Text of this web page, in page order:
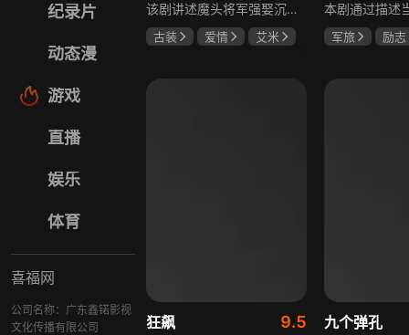
纪录片
动态漫
游戏
直播
娱乐
体育
喜福网
公司名称：广东鑫锘影视
文化传播有限公司
该剧讲述魔头将军强娶沉迷机关术的财迷假千金，两人从契约夫妻起步，在生死局中互扒马甲，爱意与杀意交织共生。过程中他们揭露朝堂阴谋，破解生死乱局，最终共同守护家国太平，融合了权谋、爱情、冒险等多重元素，情节跌宕起伏。
古装 爱情
艾米
军旅
励志
狂飙 9.5 九个弹孔